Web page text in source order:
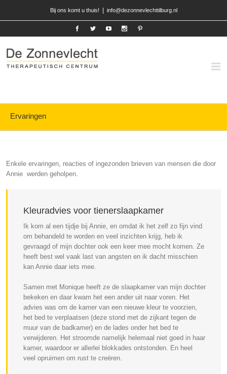
Bij ons komt u thuis! info@dezonnevlechttilburg.nl
Ervaringen
Enkele ervaringen, reacties of ingezonden brieven van mensen die door
Annie werden geholpen.
Kleuradvies voor tienerslaapkamer
Ik kom al een tijdje bij Annie, en omdat ik het zelf zo fijn vind
om behandeld te worden en veel inzichten krijg, heb ik
gevraagd of mijn dochter ook een keer mee mocht komen. Ze
heeft best wel vaak last van angsten en ik dacht misschien
kan Annie daar iets mee.
Samen met Monique heeft ze de slaapkamer van mijn dochter
bekeken en daar kwam het een ander uit naar voren. Het
advies was om de kamer van een nieuwe kleur te voorzien,
het bed te verplaatsen (deze stond met de zijkant tegen de
muur van de badkamer) en de lades onder het bed te
verwijderen. Het stroomde namelijk helemaal niet goed in haar
kamer, waardoor er allerlei blokkades ontstonden. En heel
veel opruimen om rust te creëren.